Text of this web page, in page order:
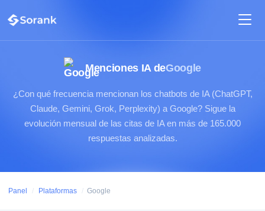
Menciones IA deGoogle
¿Con qué frecuencia mencionan los chatbots de IA (ChatGPT,
Claude, Gemini, Grok, Perplexity) a Google? Sigue la
evolución mensual de las citas de IA en más de 165.000
respuestas analizadas.
Panel / Plataformas / Google